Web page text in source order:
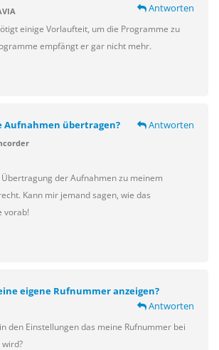
Antworten
einige Vorlaufteit, um die Programme zu
empfängt er gar nicht mehr.
Aufnahmen übertragen? Antworten
der Aufnahmen zu meinem
Kann mir jemand sagen, wie das
vorab!
eigene Rufnummer anzeigen?
Antworten
den Einstellungen das meine Rufnummer bei